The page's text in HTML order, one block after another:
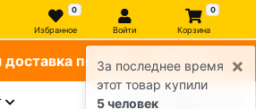
0
Избранное Войти
0
Корзина
доставка по СПб от 1000 руб
+7 (812) 363-47-17
×
За последнее время
этот товар купили
5 человек